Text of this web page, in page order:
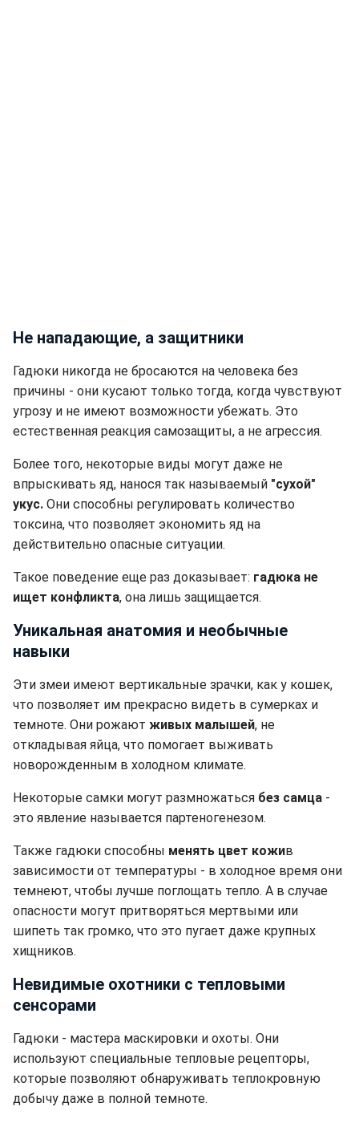
Не нападающие, а защитники
Гадюки никогда не бросаются на человека без
причины - они кусают только тогда, когда чувствуют
угрозу и не имеют возможности убежать. Это
естественная реакция самозащиты, а не агрессия.
Более того, некоторые виды могут даже не
впрыскивать яд, нанося так называемый "сухой"
укус. Они способны регулировать количество
токсина, что позволяет экономить яд на
действительно опасные ситуации.
Такое поведение еще раз доказывает: гадюка не
ищет конфликта, она лишь защищается.
Уникальная анатомия и необычные
навыки
Эти змеи имеют вертикальные зрачки, как у кошек,
что позволяет им прекрасно видеть в сумерках и
темноте. Они рожают живых малышей, не
откладывая яйца, что помогает выживать
новорожденным в холодном климате.
Некоторые самки могут размножаться без самца -
это явление называется партеногенезом.
Также гадюки способны менять цвет кожив
зависимости от температуры - в холодное время они
темнеют, чтобы лучше поглощать тепло. А в случае
опасности могут притворяться мертвыми или
шипеть так громко, что это пугает даже крупных
хищников.
Невидимые охотники с тепловыми
сенсорами
Гадюки - мастера маскировки и охоты. Они
используют специальные тепловые рецепторы,
которые позволяют обнаруживать теплокровную
добычу даже в полной темноте.